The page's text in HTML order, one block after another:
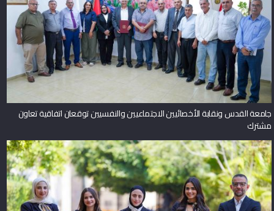
جامعة القدس ونقابة الأخصائيين الاجتماعيين والنفسيين توقعان اتفاقية تعاون
مشترك